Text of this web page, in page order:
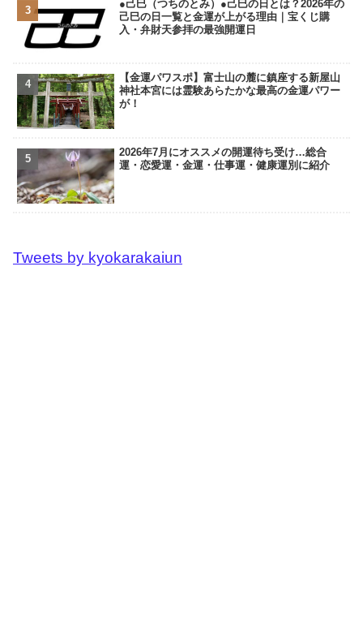
●己巳（つちのとみ）●己巳の日とは？2026年の
己巳の日一覧と金運が上がる理由｜宝くじ購
入・弁財天参拝の最強開運日
【金運パワスポ】富士山の麓に鎮座する新屋山
神社本宮には霊験あらたかな最高の金運パワー
が！
2026年7月にオススメの開運待ち受け…総合
運・恋愛運・金運・仕事運・健康運別に紹介
Tweets by kyokarakaiun